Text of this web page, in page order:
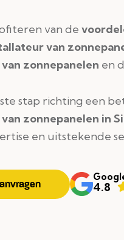
van de
van
zonnepanelen en
stap richting een
zonnepanelen in
en uitstekende
4.8